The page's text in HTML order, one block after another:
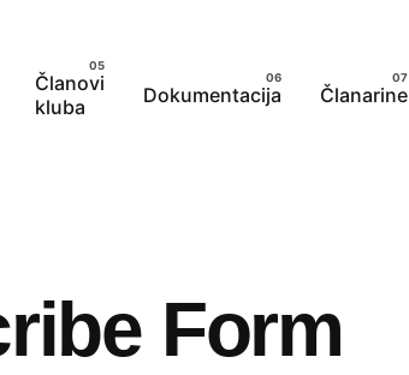
Članovi
kluba
Dokumentacija Članarine
Form